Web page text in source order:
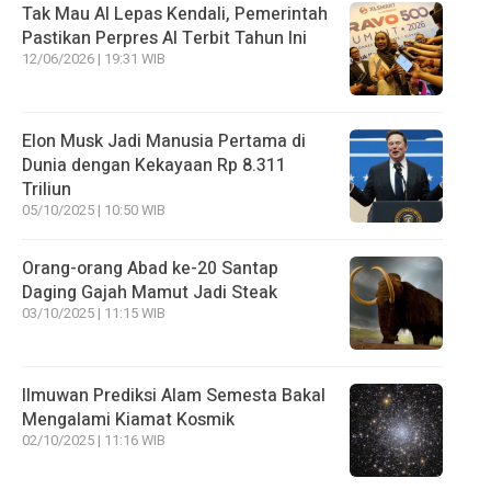
Tak Mau AI Lepas Kendali, Pemerintah
Pastikan Perpres AI Terbit Tahun Ini
12/06/2026 | 19:31 WIB
Elon Musk Jadi Manusia Pertama di
Dunia dengan Kekayaan Rp 8.311
Triliun
05/10/2025 | 10:50 WIB
Orang-orang Abad ke-20 Santap
Daging Gajah Mamut Jadi Steak
03/10/2025 | 11:15 WIB
Ilmuwan Prediksi Alam Semesta Bakal
Mengalami Kiamat Kosmik
02/10/2025 | 11:16 WIB